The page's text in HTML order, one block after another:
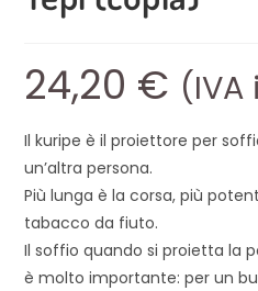
24,20 €
Il kuripe è il proiettore per
un’altra persona.
Più lunga è la corsa, più
tabacco da fiuto.
Il soffio quando si proietta la
è molto importante: per un